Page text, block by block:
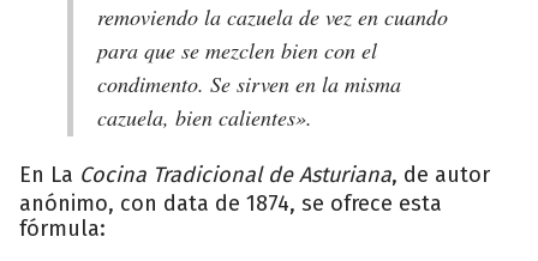
removiendo la cazuela de vez en cuando
para que se mezclen bien con el
condimento. Se sirven en la misma
cazuela, bien calientes».
En La Cocina Tradicional de Asturiana, de autor
anónimo, con data de 1874, se ofrece esta
fórmula: